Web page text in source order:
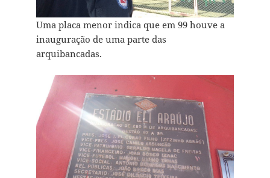
Uma placa menor indica que em 99 houve a
inauguração de uma parte das
arquibancadas.